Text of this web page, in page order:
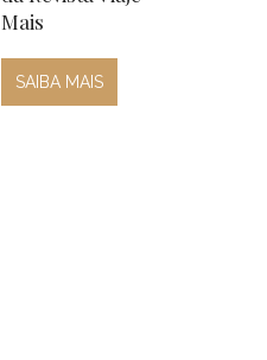
Mais
SAIBA MAIS